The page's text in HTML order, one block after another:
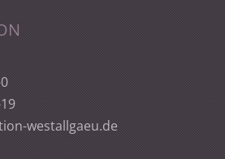
westallgaeu.de